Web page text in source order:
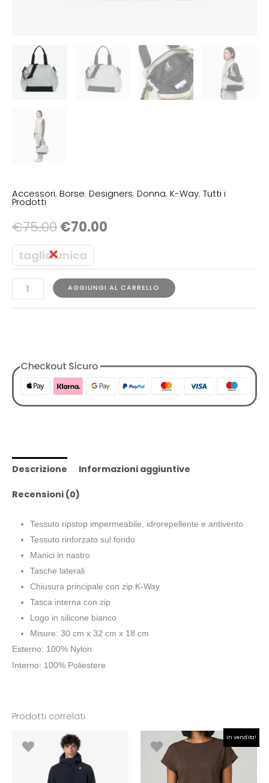
Accessori, Borse, Designers, Donna, K-Way, Tutti i
Prodotti
€75.00€70.00
taglia unica
AGGIUNGI AL CARRELLO
Descrizione Informazioni aggiuntive
Recensioni (0)
Tessuto ripstop impermeabile, idrorepellente e antivento
Tessuto rinforzato sul fondo
Manici in nastro
Tasche laterali
Chiusura principale con zip K-Way
Tasca interna con zip
Logo in silicone bianco
Misure: 30 cm x 32 cm x 18 cm
Esterno: 100% Nylon
Interno: 100% Poliestere
Prodotti correlati
In vendita!
prezzo
era:
€24.90.
Il
prezzo
attuale